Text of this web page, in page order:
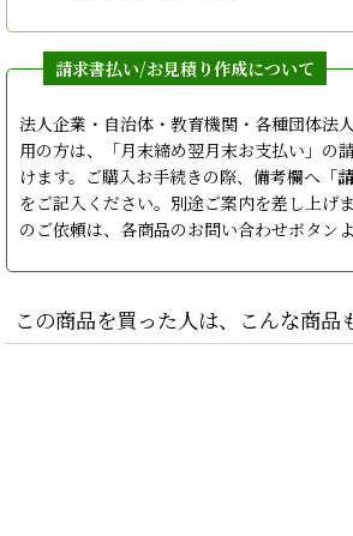
法人企業・自治体・教育機関・各種団体法
用の方は、「月末締め翌月末お支払い」の
けます。ご購入お手続きの際、備考欄へ「
をご記入ください。別途ご案内を差し上げ
のご依頼は、各商品のお問い合わせボタン
この商品を買った人は、こんな商品